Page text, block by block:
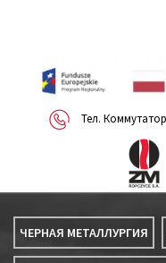
Teл.
ЧЕРНАЯ МЕТАЛЛУРГИЯ